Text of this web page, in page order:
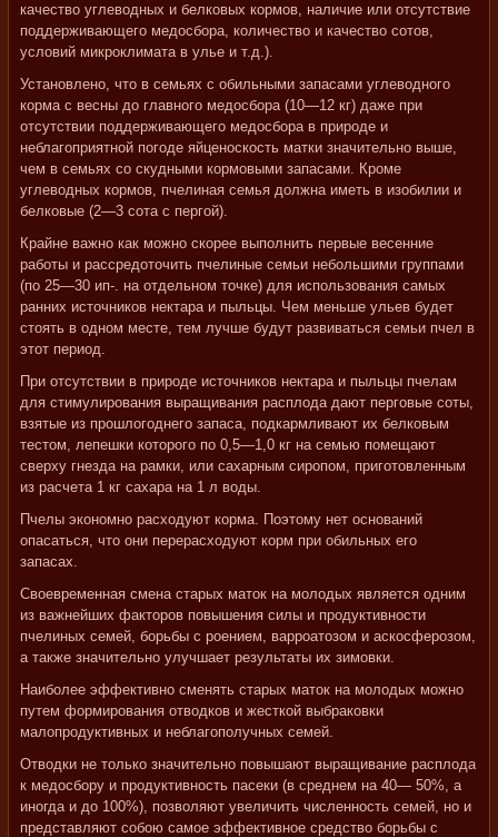
качество углеводных и белковых кормов, наличие или отсутствие
поддерживающего медосбора, количество и качество сотов,
условий микроклимата в улье и т.д.).
Установлено, что в семьях с обильными запасами углеводного
корма с весны до главного медосбора (10—12 кг) даже при
отсутствии поддерживающего медосбора в природе и
неблагоприятной погоде яйценоскость матки значительно выше,
чем в семьях со скудными кормовыми запасами. Кроме
углеводных кормов, пчелиная семья должна иметь в изобилии и
белковые (2—3 сота с пергой).
Крайне важно как можно скорее выполнить первые весенние
работы и рассредоточить пчелиные семьи небольшими группами
(по 25—30 ип-. на отдельном точке) для использования самых
ранних источников нектара и пыльцы. Чем меньше ульев будет
стоять в одном месте, тем лучше будут развиваться семьи пчел в
этот период.
При отсутствии в природе источников нектара и пыльцы пчелам
для стимулирования выращивания расплода дают перговые соты,
взятые из прошлогоднего запаса, подкармливают их белковым
тестом, лепешки которого по 0,5—1,0 кг на семью помещают
сверху гнезда на рамки, или сахарным сиропом, приготовленным
из расчета 1 кг сахара на 1 л воды.
Пчелы экономно расходуют корма. Поэтому нет оснований
опасаться, что они перерасходуют корм при обильных его
запасах.
Своевременная смена старых маток на молодых является одним
из важнейших факторов повышения силы и продуктивности
пчелиных семей, борьбы с роением, варроатозом и аскосферозом,
а также значительно улучшает результаты их зимовки.
Наиболее эффективно сменять старых маток на молодых можно
путем формирования отводков и жесткой выбраковки
малопродуктивных и неблагополучных семей.
Отводки не только значительно повышают выращивание расплода
к медосбору и продуктивность пасеки (в среднем на 40— 50%, а
иногда и до 100%), позволяют увеличить численность семей, но и
представляют собою самое эффективное средство борьбы с